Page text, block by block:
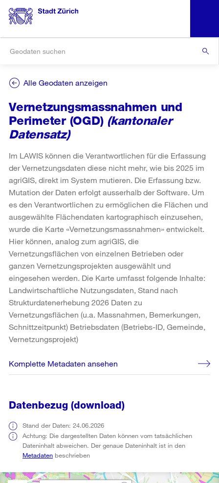
Alle Geodaten anzeigen
Vernetzungsmassnahmen und
Perimeter (OGD) (kantonaler
Datensatz)
Im LAWIS können die Verantwortlichen für die Erfassung
der Vernetzungsdaten diese nicht mehr, wie bis 2025 im
agriGIS, direkt im System mutieren. Die Erfassung bzw.
Mutation der Daten erfolgt ausserhalb der Software. Um
es den Verantwortlichen zu ermöglichen die Flächen und
ausgewählte Flächendaten kartographisch einzusehen,
wurde die Karte «Vernetzungsmassnahmen» entwickelt.
Hier können, analog zum agriGIS, die
Vernetzungsflächen von einzelnen Betrieben oder
ganzen Vernetzungsprojekten ausgewählt und
eingesehen werden. Die Karte umfasst folgende Inhalte:
Landwirtschaftliche Nutzungsdaten, Stand nach
Strukturdatenerhebung 2026 Daten zu
Vernetzungsflächen (u.a. Massnahmen, Bemerkungen,
Schnittzeitpunkt) Betriebsdaten (Betriebs-ID, Gemeinde,
Vernetzungsprojekt)
Komplette Metadaten ansehen
Datenbezug (download)
Stand der Daten: 24.06.2026
Achtung: Die dargestellten Daten können vom tatsächlichen
Dateninhalt abweichen. Der genaue Dateninhalt ist in den
Metadaten beschrieben